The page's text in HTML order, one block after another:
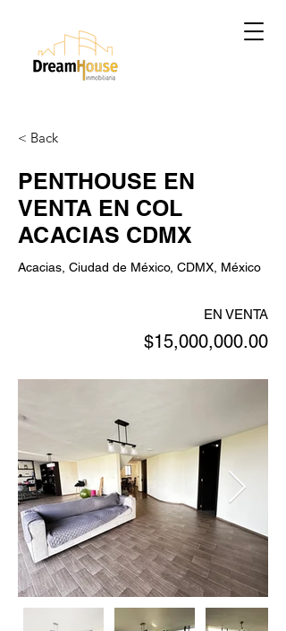
< Back
PENTHOUSE EN
VENTA EN COL
ACACIAS CDMX
Acacias, Ciudad de México, CDMX, México
EN VENTA
$15,000,000.00